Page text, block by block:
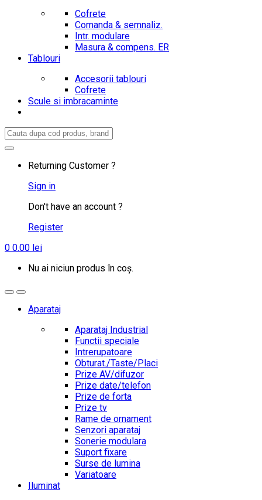
Cofrete
Comanda & semnaliz.
Intr. modulare
Masura & compens. ER
Tablouri
Accesorii tablouri
Cofrete
Scule si imbracaminte
Search
Returning Customer ?
Sign in
Don't have an account ?
Register
0 0.00 lei
Nu ai niciun produs în coș.
Aparataj
Aparataj Industrial
Functii speciale
Intrerupatoare
Obturat./Taste/Placi
Prize AV/difuzor
Prize date/telefon
Prize de forta
Prize tv
Rame de ornament
Senzori aparataj
Sonerie modulara
Suport fixare
Surse de lumina
Variatoare
Iluminat